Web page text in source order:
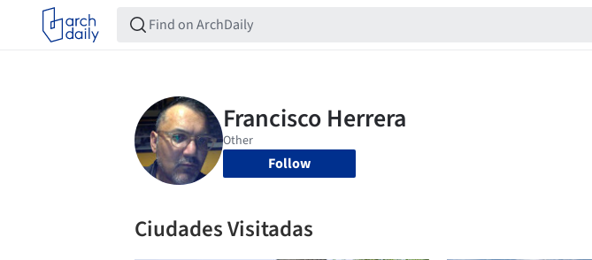
Follow
Ciudades Visitadas